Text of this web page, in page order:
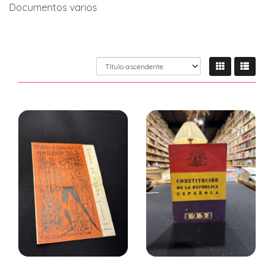
Documentos varios